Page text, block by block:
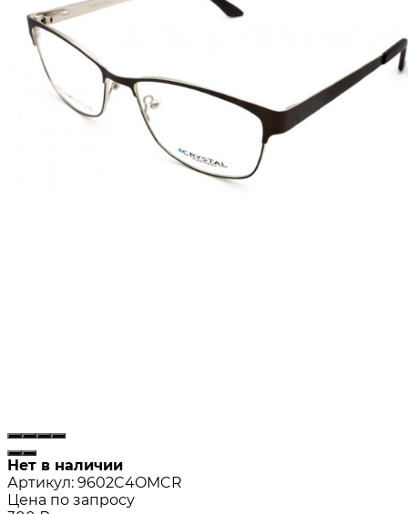
Нет в наличии
Артикул: 9602C4OMCR
Цена по запросу